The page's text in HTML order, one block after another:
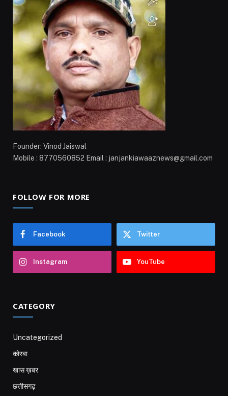
Founder: Vinod Jaiswal
Mobile : 8770560852 Email : janjankiawaaznews@gmail.com
FOLLOW FOR MORE
Facebook Twitter
Instagram YouTube
CATEGORY
Uncategorized
कोरबा
खास ख़बर
छत्तीसगढ़